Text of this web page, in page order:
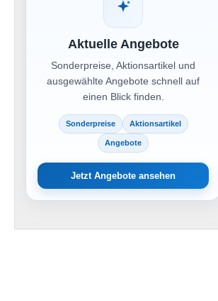
Aktuelle Angebote
Sonderpreise, Aktionsartikel und
ausgewählte Angebote schnell auf
einen Blick finden.
Sonderpreise Aktionsartikel
Angebote
Jetzt Angebote ansehen